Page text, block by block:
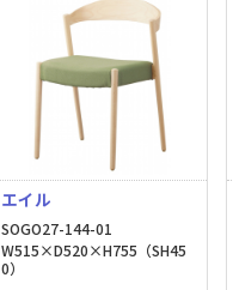
エイル
SOGO27-144-01
W515×D520×H755（SH45
0）